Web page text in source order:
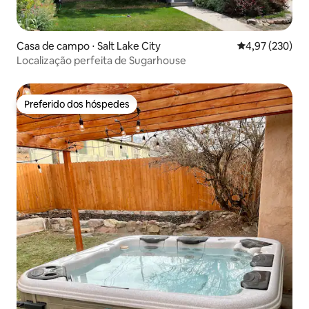
Casa de campo ⋅ Salt Lake City 4,97 de uma
4,97 (230)
Localização perfeita de Sugarhouse
Preferido dos hóspedes
Preferido dos hóspedes